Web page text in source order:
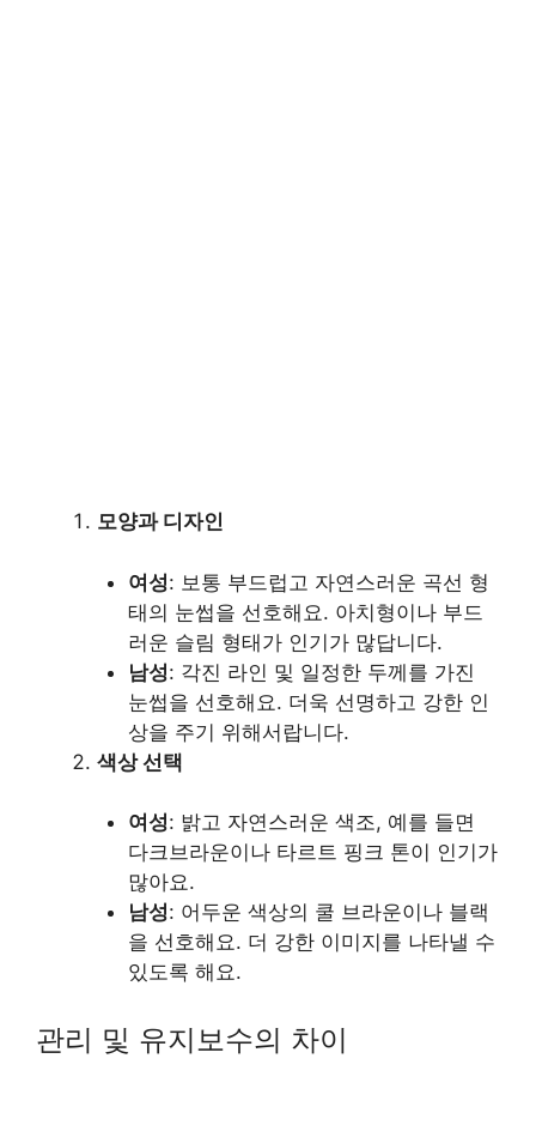
모양과 디자인
여성: 보통 부드럽고 자연스러운 곡선 형
태의 눈썹을 선호해요. 아치형이나 부드
러운 슬림 형태가 인기가 많답니다.
남성: 각진 라인 및 일정한 두께를 가진
눈썹을 선호해요. 더욱 선명하고 강한 인
상을 주기 위해서랍니다.
색상 선택
여성: 밝고 자연스러운 색조, 예를 들면
다크브라운이나 타르트 핑크 톤이 인기가
많아요.
남성: 어두운 색상의 쿨 브라운이나 블랙
을 선호해요. 더 강한 이미지를 나타낼 수
있도록 해요.
관리 및 유지보수의 차이